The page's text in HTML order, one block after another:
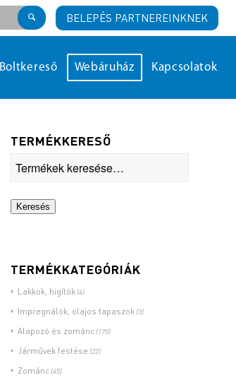
BELEPÉS PARTNEREINKNEK
Boltkereső Webáruház Kapcsolatok
TERMÉKKERESŐ
Keresés
TERMÉKKATEGÓRIÁK
Lakkok, higítók (4)
Impregnálók, olajos tapaszok (3)
Alapozó és zománc (170)
Járművek festése (22)
Zománc (45)